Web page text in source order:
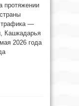
протяжении
трафика —
Кашкадарья
2026 года